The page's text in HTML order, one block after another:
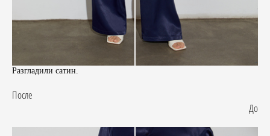
Разгладили сатин.
После
До